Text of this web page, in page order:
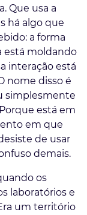
Que usa a
há algo que
a forma
está moldando
interação está
nome disso é
simplesmente
está em
em que
de usar
demais.
os
laboratórios e
um território